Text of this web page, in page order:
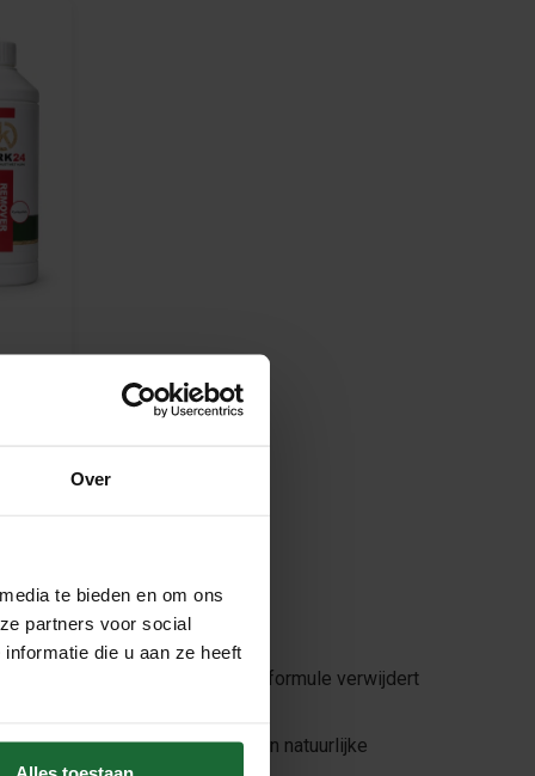
Over
te bieden en om ons
partners voor social
die u aan ze heeft
Dankzij de krachtige, maar milde formule verwijdert
maar behoudt hij ook zijn natuurlijke